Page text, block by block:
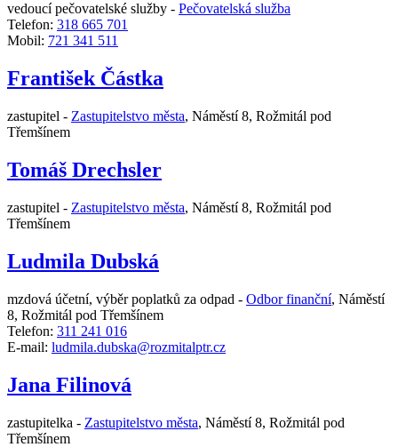
vedoucí pečovatelské služby - Pečovatelská služba
Telefon: 318 665 701
Mobil: 721 341 511
František Částka
zastupitel - Zastupitelstvo města, Náměstí 8, Rožmitál pod
Třemšínem
Tomáš Drechsler
zastupitel - Zastupitelstvo města, Náměstí 8, Rožmitál pod
Třemšínem
Ludmila Dubská
mzdová účetní, výběr poplatků za odpad - Odbor finanční, Náměstí
8, Rožmitál pod Třemšínem
Telefon: 311 241 016
E-mail: ludmila.dubska@rozmitalptr.cz
Jana Filinová
zastupitelka - Zastupitelstvo města, Náměstí 8, Rožmitál pod
Třemšínem